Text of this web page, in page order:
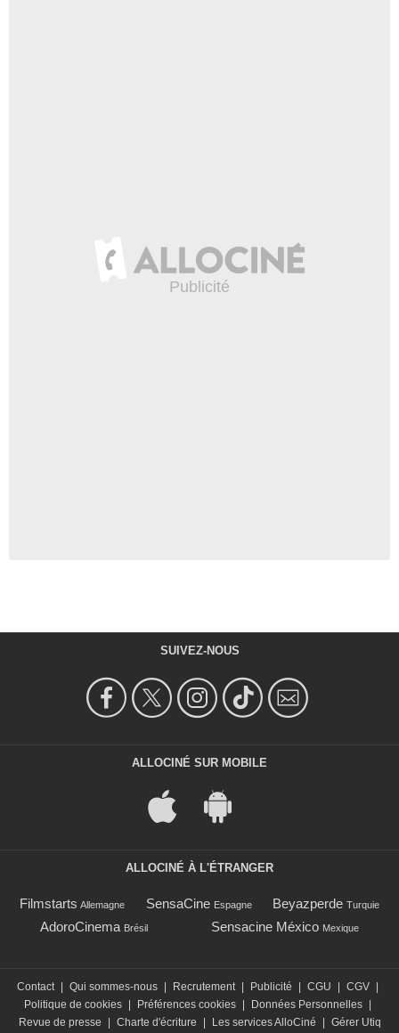
SUIVEZ-NOUS
ALLOCINÉ SUR MOBILE
ALLOCINÉ À L'ÉTRANGER
Filmstarts Allemagne SensaCine Espagne Beyazperde Turquie
AdoroCinema Brésil Sensacine México Mexique
Contact | Qui sommes-nous | Recrutement | Publicité | CGU | CGV |
Politique de cookies | Préférences cookies | Données Personnelles |
Revue de presse
| Charte d'écriture | Les services AlloCiné | Gérer Utiq